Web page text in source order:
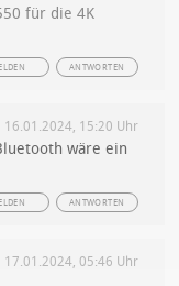
für die 4K
ANTWORTEN
16.01.2024, 15:20 Uhr
wäre ein
ANTWORTEN
17.01.2024, 05:46 Uhr